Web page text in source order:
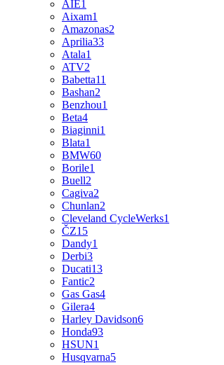
AIE1
Aixam1
Amazonas2
Aprilia33
Atala1
ATV2
Babetta11
Bashan2
Benzhou1
Beta4
Biaginni1
Blata1
BMW60
Borile1
Buell2
Cagiva2
Chunlan2
Cleveland CycleWerks1
ČZ15
Dandy1
Derbi3
Ducati13
Fantic2
Gas Gas4
Gilera4
Harley Davidson6
Honda93
HSUN1
Husqvarna5